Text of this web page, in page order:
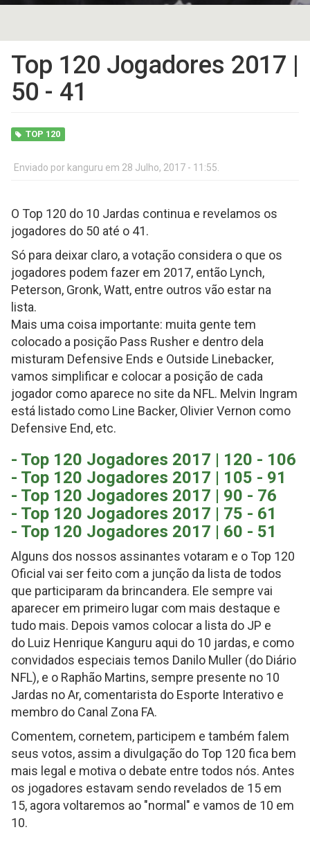
Top 120 Jogadores 2017 |
50 - 41
TOP 120
Enviado por kanguru em 28 Julho, 2017 - 11:55.
O Top 120 do 10 Jardas continua e revelamos os
jogadores do 50 até o 41.
Só para deixar claro, a votação considera o que os
jogadores podem fazer em 2017, então Lynch,
Peterson, Gronk, Watt, entre outros vão estar na
lista.
Mais uma coisa importante: muita gente tem
colocado a posição Pass Rusher e dentro dela
misturam Defensive Ends e Outside Linebacker,
vamos simplificar e colocar a posição de cada
jogador como aparece no site da NFL. Melvin Ingram
está listado como Line Backer, Olivier Vernon como
Defensive End, etc.
- Top 120 Jogadores 2017 | 120 - 106
- Top 120 Jogadores 2017 | 105 - 91
- Top 120 Jogadores 2017 | 90 - 76
- Top 120 Jogadores 2017 | 75 - 61
- Top 120 Jogadores 2017 | 60 - 51
Alguns dos nossos assinantes votaram e o Top 120
Oficial vai ser feito com a junção da lista de todos
que participaram da brincandera. Ele sempre vai
aparecer em primeiro lugar com mais destaque e
tudo mais. Depois vamos colocar a lista do JP e
do Luiz Henrique Kanguru aqui do 10 jardas, e como
convidados especiais temos Danilo Muller (do Diário
NFL), e o Raphão Martins, sempre presente no 10
Jardas no Ar, comentarista do Esporte Interativo e
membro do Canal Zona FA.
Comentem, cornetem, participem e também falem
seus votos, assim a divulgação do Top 120 fica bem
mais legal e motiva o debate entre todos nós. Antes
os jogadores estavam sendo revelados de 15 em
15, agora voltaremos ao "normal" e vamos de 10 em
10.